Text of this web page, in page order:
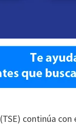
continúa